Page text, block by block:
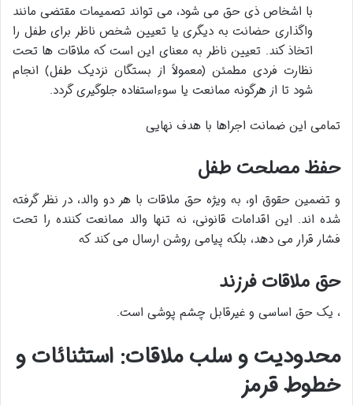
با اشخاص ذی حق می شود، می تواند تصمیمات مقتضی مانند
واگذاری حضانت به دیگری یا تعیین شخص ناظر برای طفل را
اتخاذ کند. تعیین ناظر به معنای این است که ملاقات ها تحت
نظارت فردی مطمئن (معمولاً از بستگان نزدیک طفل) انجام
شود تا از هرگونه ممانعت یا سوءاستفاده جلوگیری گردد.
تمامی این ضمانت اجراها با هدف نهایی
حفظ مصلحت طفل
و تضمین حقوق او، به ویژه حق ملاقات با هر دو والد، در نظر گرفته
شده اند. این اقدامات قانونی، نه تنها والد ممانعت کننده را تحت
فشار قرار می دهد، بلکه پیامی روشن ارسال می کند که
حق ملاقات فرزند
، یک حق اساسی و غیرقابل چشم پوشی است.
محدودیت و سلب ملاقات: استثنائات و
خطوط قرمز